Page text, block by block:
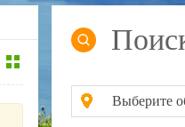
Выберите